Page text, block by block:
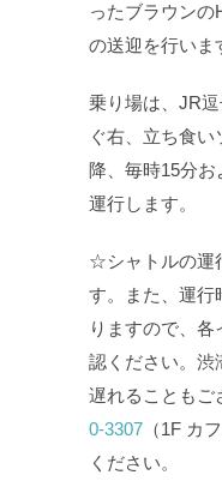
ったブラウン
の送迎を行いま
乗り場は、JR
ぐ右、立ち食い
降、毎時15分
運行します。
☆シャトルの運
す。また、運行
りますので、
認ください。渋
遅れることもご
0-3307 （1F カ
ください。